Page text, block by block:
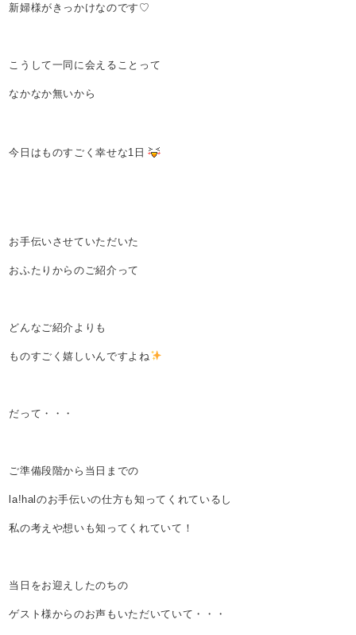
新婦様がきっかけなのです♡
こうして一同に会えることって
なかなか無いから
今日はものすごく幸せな1日
お手伝いさせていただいた
おふたりからのご紹介って
どんなご紹介よりも
ものすごく嬉しいんですよね
だって・・・
ご準備段階から当日までの
la!halのお手伝いの仕方も知ってくれているし
私の考えや想いも知ってくれていて！
当日をお迎えしたのちの
ゲスト様からのお声もいただいていて・・・